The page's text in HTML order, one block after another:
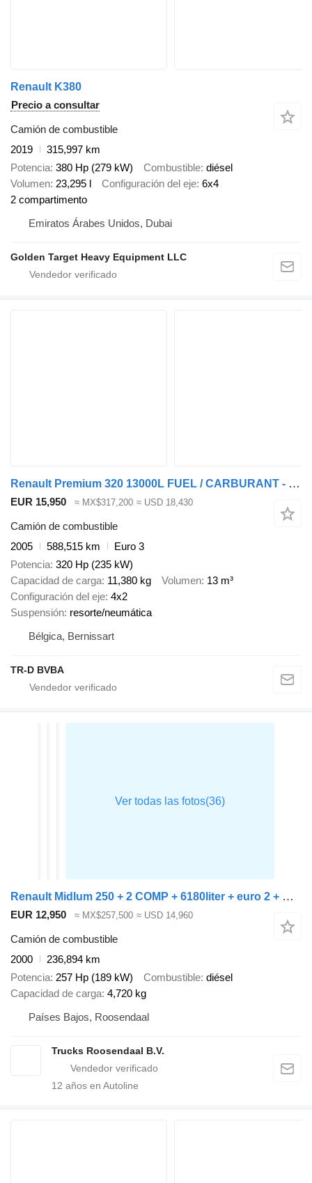
Renault K380
Precio a consultar
Camión de combustible
2019
315,997 km
Potencia 380 Hp (279 kW) Combustible diésel
Volumen 23,295 l Configuración del eje 6x4
2 compartimento
Emiratos Árabes Unidos, Dubai
Golden Target Heavy Equipment LLC
Renault Premium 320 13000L FUEL / CARBURANT - 4 COMPARTMENTS
EUR 15,950 ≈ MX$317,200 ≈ USD 18,430
Camión de combustible
2005
588,515 km
Euro 3
Potencia 320 Hp (235 kW)
Capacidad de carga 11,380 kg Volumen 13 m³
Configuración del eje 4x2
Suspensión resorte/neumática
Bélgica, Bernissart
TR-D BVBA
Renault Midlum 250 + 2 COMP + 6180liter + euro 2 + manual
EUR 12,950 ≈ MX$257,500 ≈ USD 14,960
Camión de combustible
2000
236,894 km
Potencia 257 Hp (189 kW) Combustible diésel
Capacidad de carga 4,720 kg
Países Bajos, Roosendaal
Trucks Roosendaal B.V.
12 años en Autoline